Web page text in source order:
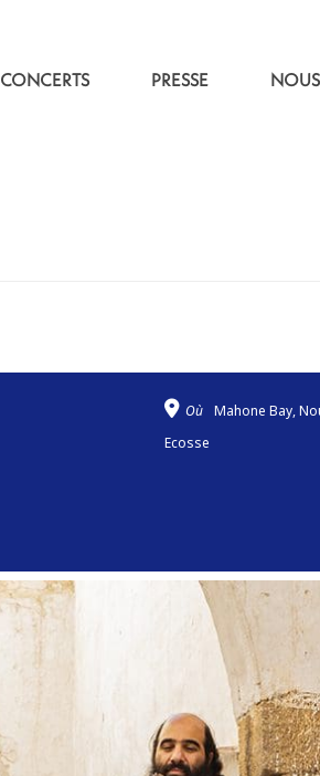
CONCERTS PRESSE
Où
Mahone Bay,
Ecosse